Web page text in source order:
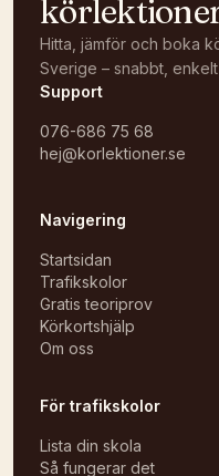
Hitta, jämför och boka
Sverige – snabbt,
Support
076-686 75 68
hej@korlektioner.se
Navigering
Startsidan
Trafikskolor
Gratis teoriprov
Körkortshjälp
Om oss
För trafikskolor
Lista din skola
Så fungerar det